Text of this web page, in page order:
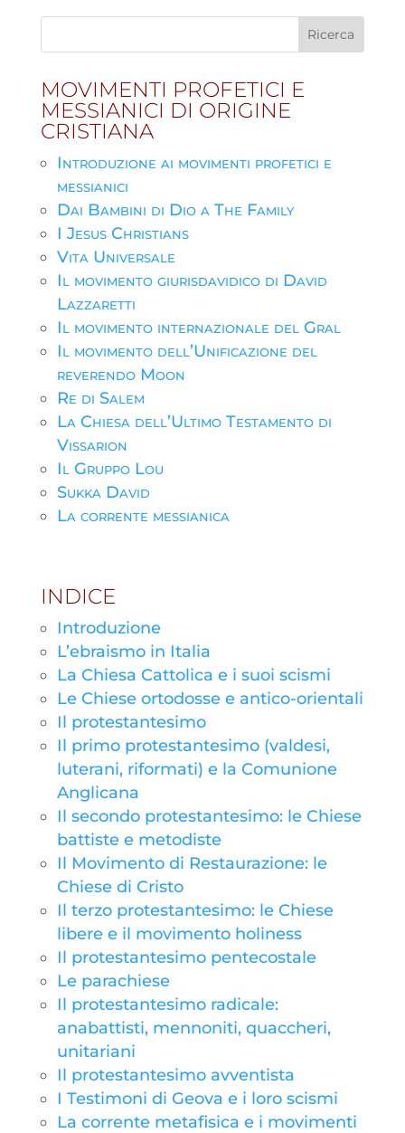
MOVIMENTI PROFETICI E
MESSIANICI DI ORIGINE
CRISTIANA
Introduzione ai movimenti profetici e
messianici
Dai Bambini di Dio a The Family
I Jesus Christians
Vita Universale
Il movimento giurisdavidico di David
Lazzaretti
Il movimento internazionale del Gral
Il movimento dell’Unificazione del
reverendo Moon
Re di Salem
La Chiesa dell’Ultimo Testamento di
Vissarion
Il Gruppo Lou
Sukka David
La corrente messianica
INDICE
Introduzione
L’ebraismo in Italia
La Chiesa Cattolica e i suoi scismi
Le Chiese ortodosse e antico-orientali
Il protestantesimo
Il primo protestantesimo (valdesi,
luterani, riformati) e la Comunione
Anglicana
Il secondo protestantesimo: le Chiese
battiste e metodiste
Il Movimento di Restaurazione: le
Chiese di Cristo
Il terzo protestantesimo: le Chiese
libere e il movimento holiness
Il protestantesimo pentecostale
Le parachiese
Il protestantesimo radicale:
anabattisti, mennoniti, quaccheri,
unitariani
Il protestantesimo avventista
I Testimoni di Geova e i loro scismi
La corrente metafisica e i movimenti